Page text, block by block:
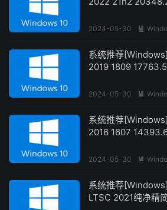
2024-05-30 
系统推荐
2019 1809
2024-05-30 
系统推荐
2016 1607
2024-05-30 
系统推荐
LTSC 2021纯净精